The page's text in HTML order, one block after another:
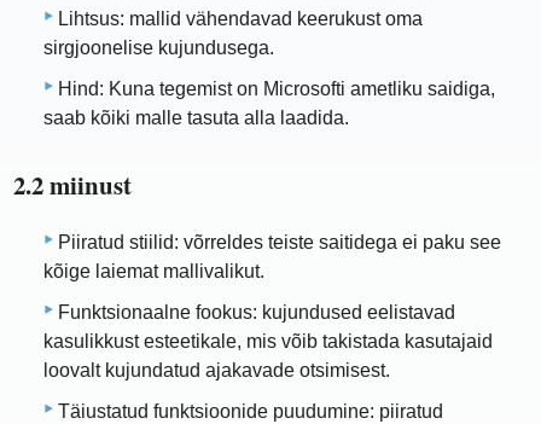
Lihtsus: mallid vähendavad keerukust oma
sirgjoonelise kujundusega.
Hind: Kuna tegemist on Microsofti ametliku saidiga,
saab kõiki malle tasuta alla laadida.
2.2 miinust
Piiratud stiilid: võrreldes teiste saitidega ei paku see
kõige laiemat mallivalikut.
Funktsionaalne fookus: kujundused eelistavad
kasulikkust esteetikale, mis võib takistada kasutajaid
loovalt kujundatud ajakavade otsimisest.
Täiustatud funktsioonide puudumine: piiratud